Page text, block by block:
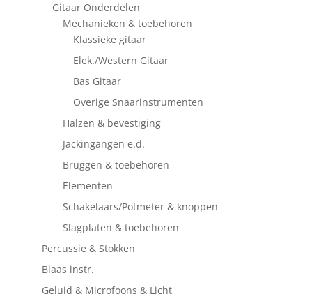
Gitaar Onderdelen
Mechanieken & toebehoren
Klassieke gitaar
Elek./Western Gitaar
Bas Gitaar
Overige Snaarinstrumenten
Halzen & bevestiging
Jackingangen e.d.
Bruggen & toebehoren
Elementen
Schakelaars/Potmeter & knoppen
Slagplaten & toebehoren
Percussie & Stokken
Blaas instr.
Geluid & Microfoons & Licht